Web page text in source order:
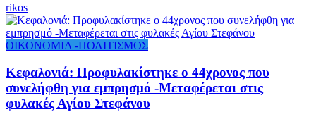
rikos
ΟΙΚΟΝΟΜΙΑ -ΠΟΛΙΤΙΣΜΟΣ
Κεφαλονιά: Προφυλακίστηκε ο 44χρονος που
συνελήφθη για εμπρησμό -Μεταφέρεται στις
φυλακές Αγίου Στεφάνου